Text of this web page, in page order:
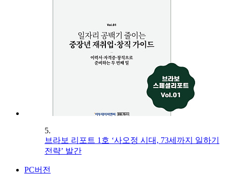
5.
브라보 리포트 1호 ‘사오정 시대, 73세까지 일하기
전략’ 발간
PC버전